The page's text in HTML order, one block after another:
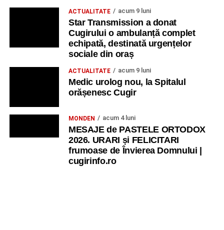
ACTUALITATE acum 9 luni
Star Transmission a donat
Cugirului o ambulanță complet
echipată, destinată urgențelor
sociale din oraș
ACTUALITATE acum 9 luni
Medic urolog nou, la Spitalul
orășenesc Cugir
MONDEN acum 4 luni
MESAJE de PASTELE ORTODOX
2026. URARI și FELICITARI
frumoase de Învierea Domnului |
cugirinfo.ro